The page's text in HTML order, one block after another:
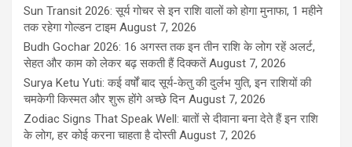
Sun Transit 2026: सूर्य गोचर से इन राशि वालों को होगा मुनाफा, 1 महीने
तक रहेगा गोल्डन टाइम August 7, 2026
Budh Gochar 2026: 16 अगस्त तक इन तीन राशि के लोग रहें अलर्ट,
सेहत और काम को लेकर बढ़ सकती हैं दिक्कतें August 7, 2026
Surya Ketu Yuti: कई वर्षों बाद सूर्य-केतु की दुर्लभ युति, इन राशियों की
चमकेगी किस्मत और शुरू होंगे अच्छे दिन August 7, 2026
Zodiac Signs That Speak Well: बातों से दीवाना बना देते हैं इन राशि
के लोग, हर कोई करना चाहता है दोस्ती August 7, 2026